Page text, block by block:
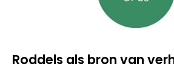
Roddels als bron van